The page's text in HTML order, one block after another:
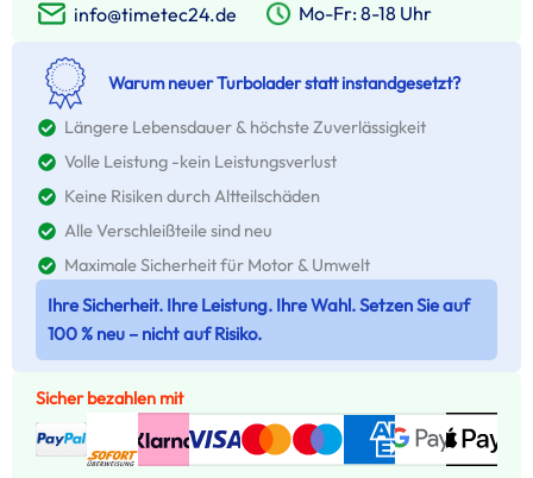
info@timetec24.de Mo-Fr: 8-18 Uhr
Warum neuer Turbolader statt instandgesetzt?
Längere Lebensdauer & höchste Zuverlässigkeit
Volle Leistung -kein Leistungsverlust
Keine Risiken durch Altteilschäden
Alle Verschleißteile sind neu
Maximale Sicherheit für Motor & Umwelt
Ihre Sicherheit. Ihre Leistung. Ihre Wahl. Setzen Sie auf
100 % neu – nicht auf Risiko.
Sicher bezahlen mit